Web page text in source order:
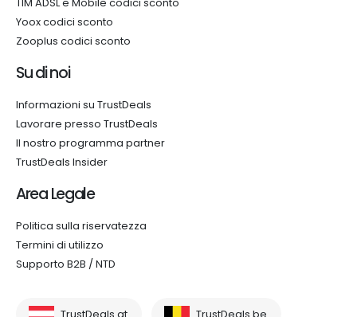
Yoox codici sconto
Zooplus codici sconto
Su di noi
Informazioni su TrustDeals
Lavorare presso TrustDeals
Il nostro programma partner
TrustDeals Insider
Area Legale
Politica sulla riservatezza
Termini di utilizzo
Supporto B2B / NTD